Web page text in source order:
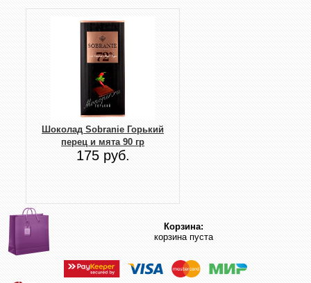
Шоколад Sobranie Горький
перец и мята 90 гр
175 руб.
Корзина:
корзина пуста